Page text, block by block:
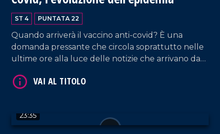
ST 4 PUNTATA 22
Quando arriverà il vaccino anti-covid? È una
domanda pressante che circola soprattutto nelle
ultime ore alla luce delle notizie che arrivano da
abbassare la guardia. Se ne parla in questa
dellospedale Pugliese Ciaccio di Catanzaro, Lucio
Cosco, e con il responsabile del laboratorio di
23:35